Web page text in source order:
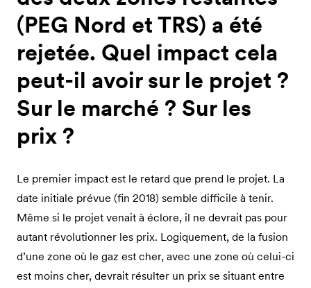
(PEG Nord et TRS) a été
rejetée. Quel impact cela
peut-il avoir sur le projet ?
Sur le marché ? Sur les
prix ?
Le premier impact est le retard que prend le projet. La
date initiale prévue (fin 2018) semble difficile à tenir.
Même si le projet venait à éclore, il ne devrait pas pour
autant révolutionner les prix. Logiquement, de la fusion
d’une zone où le gaz est cher, avec une zone où celui-ci
est moins cher, devrait résulter un prix se situant entre